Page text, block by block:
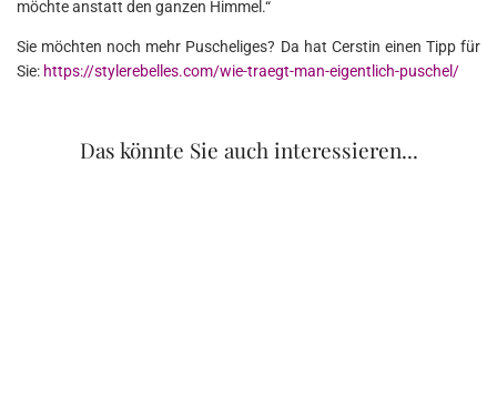
möchte anstatt den ganzen Himmel.“
Sie möchten noch mehr Puscheliges? Da hat Cerstin einen Tipp für
Sie: https://stylerebelles.com/wie-traegt-man-eigentlich-puschel/
Das könnte Sie auch interessieren...